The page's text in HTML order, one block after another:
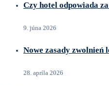
Czy hotel odpowiada
9. júna 2026
Nowe zasady zwolnień
28. apríla 2026